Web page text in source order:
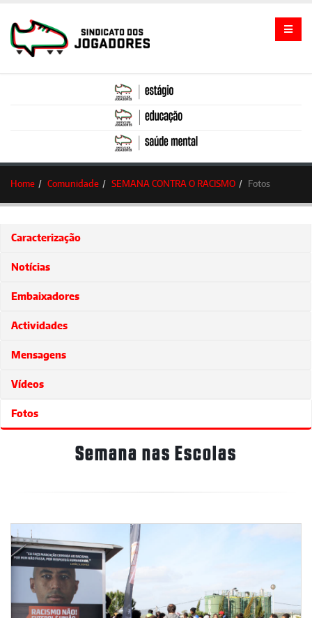
Home Comunidade SEMANA CONTRA O RACISMO Fotos
Caracterização
Notícias
Embaixadores
Actividades
Mensagens
Vídeos
Fotos
Semana nas Escolas